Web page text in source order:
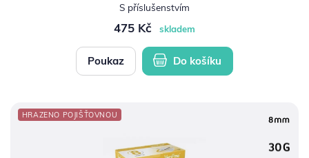
S příslušenstvím
475 Kč skladem
Poukaz Do košíku
HRAZENO POJIŠŤOVNOU